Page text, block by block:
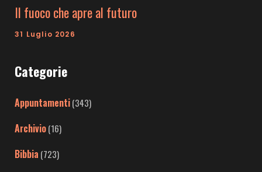
Il fuoco che apre al futuro
31 Luglio 2026
Categorie
Appuntamenti(343)
Archivio(16)
Bibbia (723)